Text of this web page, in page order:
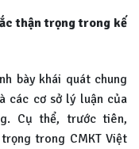
thận trọng trong kế
bày khái quát chung
các cơ sở lý luận của
Cụ thể, trước tiên,
trong CMKT Việt